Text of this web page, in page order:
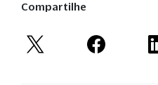
Compartilhe